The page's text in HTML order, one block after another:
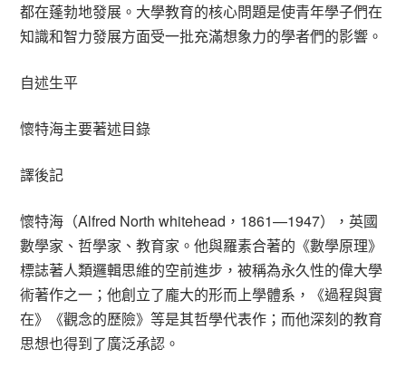
都在蓬勃地發展。大學教育的核心問題是使青年學子們在
知識和智力發展方面受一批充滿想象力的學者們的影響。
自述生平
懷特海主要著述目錄
譯後記
懷特海（Alfred North whitehead，1861—1947），英國
數學家、哲學家、教育家。他與羅素合著的《數學原理》
標誌著人類邏輯思維的空前進步，被稱為永久性的偉大學
術著作之一；他創立了龐大的形而上學體系，《過程與實
在》《觀念的歷險》等是其哲學代表作；而他深刻的教育
思想也得到了廣泛承認。